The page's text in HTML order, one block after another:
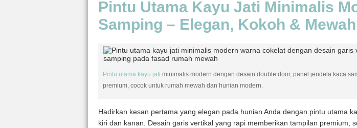
Pintu Utama Kayu Jati Minimalis
Samping – Elegan, Kokoh & Mewah
Pintu utama kayu jati minimalis modern dengan desain double door, panel jendela kaca
premium, cocok untuk rumah mewah dan hunian modern.
Hadirkan kesan pertama yang elegan pada hunian Anda dengan pintu utama
kiri dan kanan. Desain garis vertikal yang rapi memberikan tampilan premium,